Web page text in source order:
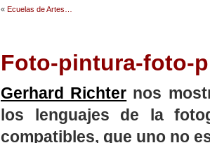
« Ecuelas de Artes…
Foto-pintura-foto-
Gerhard Richter nos
los lenguajes de la
compatibles, que uno no